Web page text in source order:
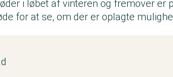
i løbet af vinteren og fremover er
for at se, om der er oplagte